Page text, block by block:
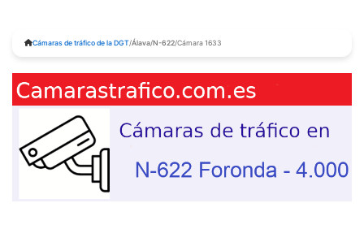
Cámaras de tráfico de la DGT/Álava/N-622/Cámara 1633